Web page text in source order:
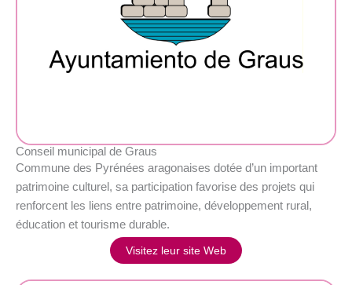
Conseil municipal de Graus
Commune des Pyrénées aragonaises dotée d’un important
patrimoine culturel, sa participation favorise des projets qui
renforcent les liens entre patrimoine, développement rural,
éducation et tourisme durable.
Visitez leur site Web